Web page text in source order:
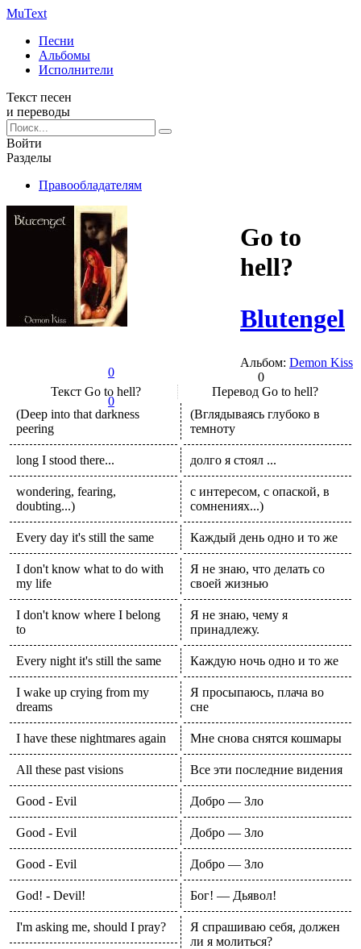
MuText
Песни
Альбомы
Исполнители
Текст песен
и переводы
Войти
Разделы
Правообладателям
0
0
Go to
hell?
Blutengel
Альбом: Demon Kiss
0
Текст Go to hell? Перевод Go to hell?
(Deep into that darkness
peering
long I stood there...
wondering, fearing,
doubting...)
Every day it's still the same
I don't know what to do with
my life
I don't know where I belong
to
Every night it's still the same
I wake up crying from my
dreams
I have these nightmares again
All these past visions
Good - Evil
Good - Evil
Good - Evil
God! - Devil!
I'm asking me, should I pray?
(Вглядываясь глубоко в
темноту
долго я стоял ...
с интересом, с опаской, в
сомнениях...)
Каждый день одно и то же
Я не знаю, что делать со
своей жизнью
Я не знаю, чему я
принадлежу.
Каждую ночь одно и то же
Я просыпаюсь, плача во
сне
Мне снова снятся кошмары
Все эти последние видения
Добро — Зло
Добро — Зло
Добро — Зло
Бог! — Дьявол!
Я спрашиваю себя, должен
ли я молиться?